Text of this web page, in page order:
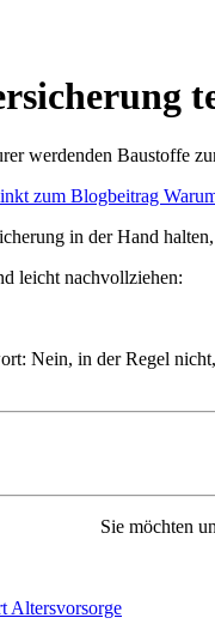
werdenden Baustoffe
in der Hand
leicht nachvollziehen:
Nein, in der Regel
Sie möchten